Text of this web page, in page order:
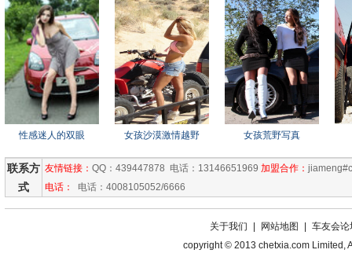
性感迷人的双眼 女孩沙漠激情越野 女孩荒野写真
联系方
式
友情链接： QQ：439447878 电话：13146651969 加盟合作：
电话：
电话：4008105052/6666
关于我们 网站地图
车友会论
copyright © 2013 chetxia.com Limited,